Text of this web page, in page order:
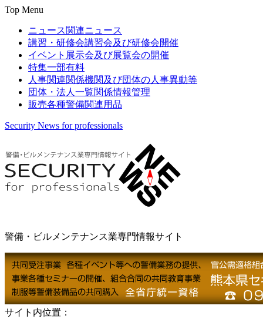
Top Menu
ニュース関連ニュース
講習・研修会講習会及び研修会開催
イベント 展示会及び展覧会の開催
特集一部有料
人事関連関係機関及び団体の人事異動等
団体・法人一覧関係情報管理
販売各種警備関連用品
Security News for professionals
警備・ビルメンテナンス業専門情報サイト
サイト内位置：